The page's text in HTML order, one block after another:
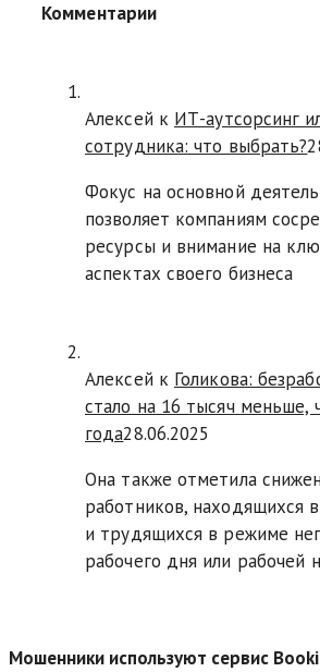
Комментарии
Алексей к ИТ-аутсорсинг
сотрудника: что выбрать?
Фокус на основной
позволяет компаниям
ресурсы и внимание на
аспектах своего бизнеса
Алексей к Голикова:
стало на 16 тысяч меньше,
года28.06.2025
Она также отметила
работников, находящихся
и трудящихся в режиме
рабочего дня или рабочей
Мошенники используют сервис